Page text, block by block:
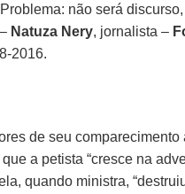
não será
Natuza Nery, jornalista –
2016.
de seu comparecimento
a petista “cresce na
quando ministra,